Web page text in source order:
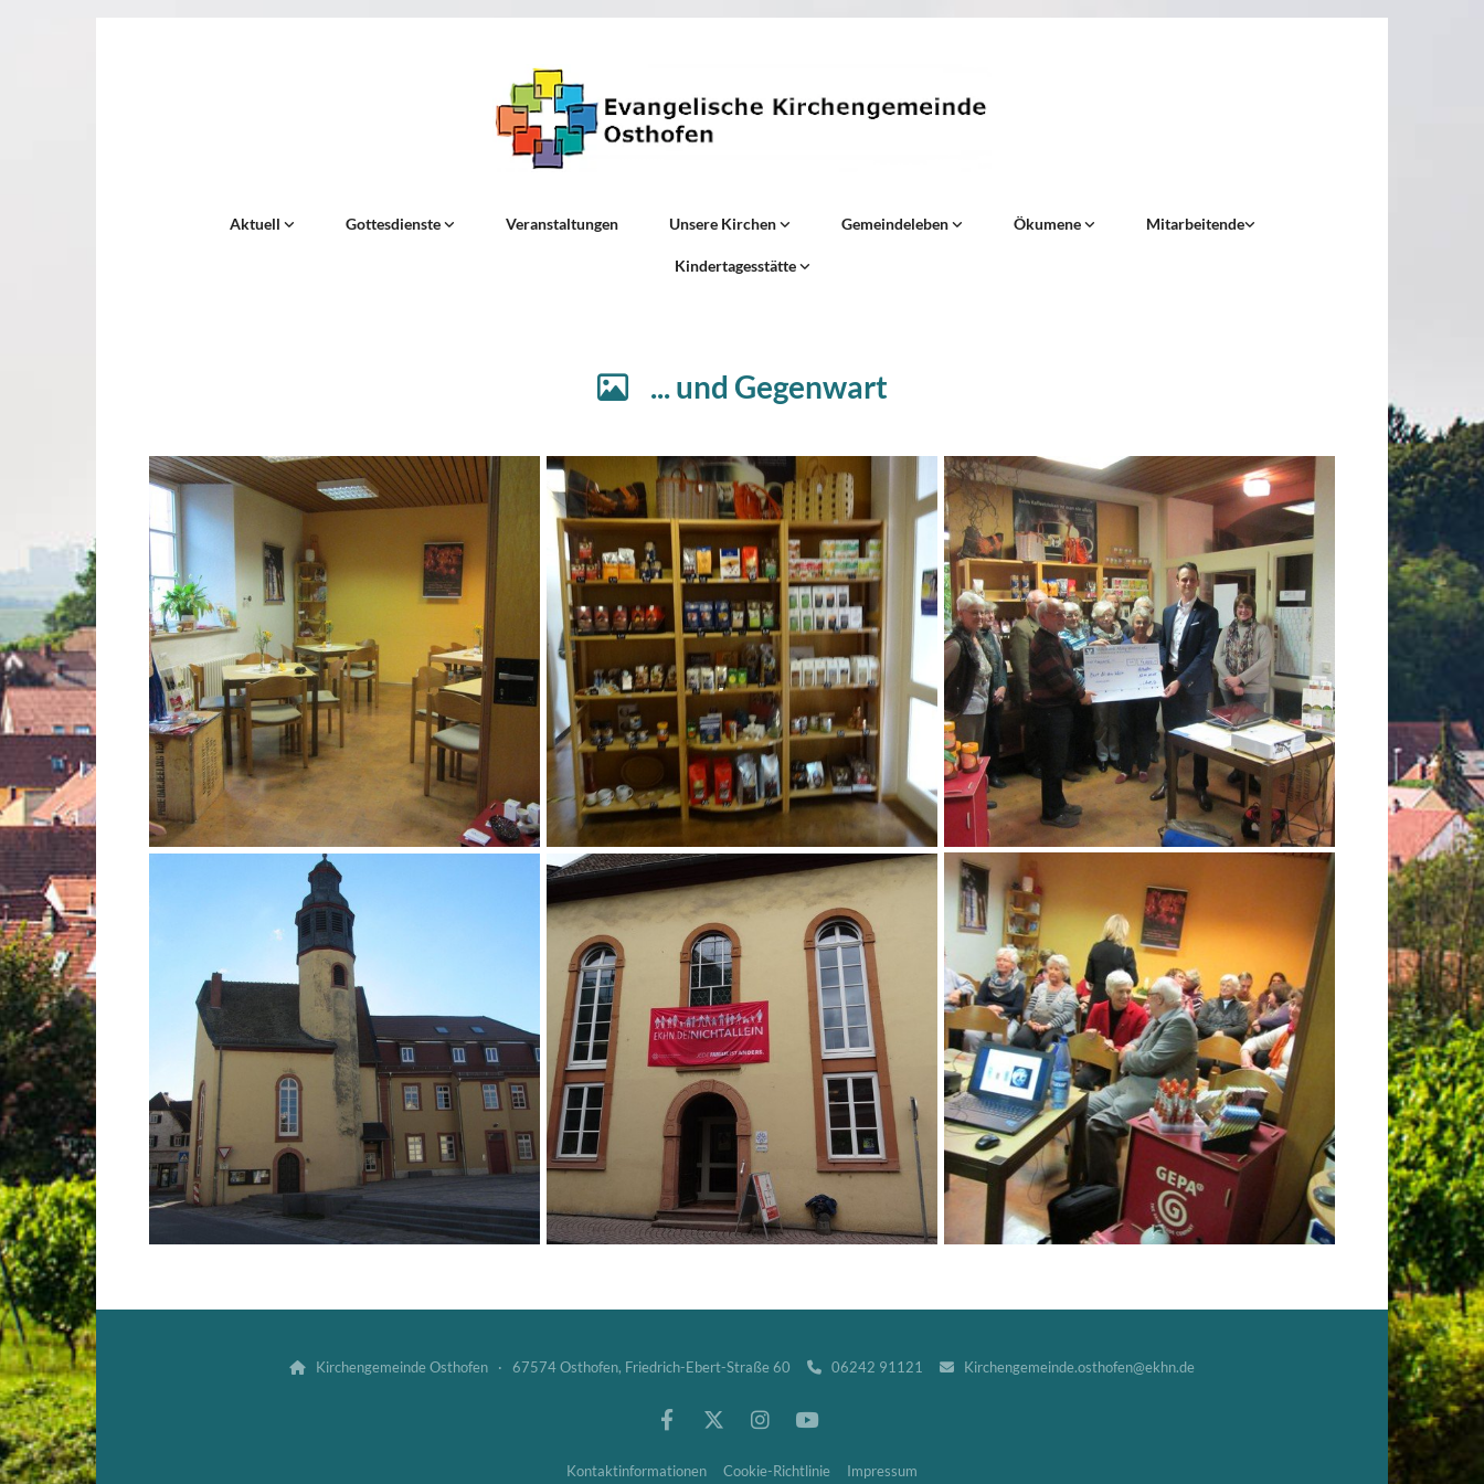
Aktuell Gottesdienste Veranstaltungen Unsere Kirchen Gemeindeleben Ökumene Mitarbeitende
Kindertagesstätte
... und Gegenwart
 Kirchengemeinde Osthofen · 67574 Osthofen, Friedrich-Ebert-Straße 60  06242 91121  Kirchengemeinde.osthofen@ekhn.de
Kontaktinformationen Cookie-Richtlinie Impressum